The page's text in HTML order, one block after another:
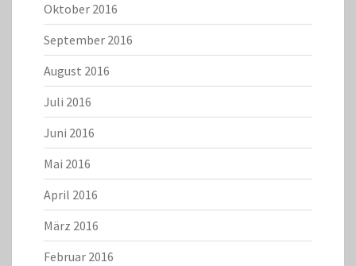
Oktober 2016
September 2016
August 2016
Juli 2016
Juni 2016
Mai 2016
April 2016
März 2016
Februar 2016